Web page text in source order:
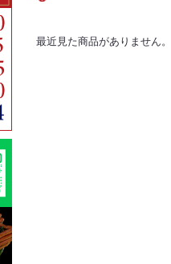
最近見た商品がありません。